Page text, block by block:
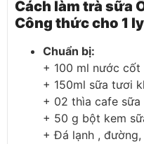
Cách làm trà sữa
Công thức cho 1
Chuẩn bị:
+ 100 ml nước
+ 150ml sữa tươi
+ 02 thìa cafe sữa
+ 50 g bột kem
+ Đá lạnh ,